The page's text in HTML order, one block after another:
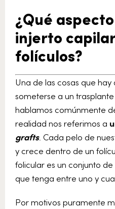
¿Qué
injerto
folículos?
Una de las cosas que
someterse a un
hablamos comúnmente
realidad nos referimos a
grafts. Cada pelo de
y crece dentro de un
folicular es un conjunto
que tenga entre uno y
Por motivos puramente